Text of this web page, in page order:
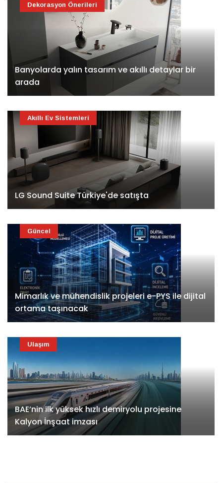
Banyolarda yalın tasarım ve akıllı detaylar bir
arada
Dekorasyon Önerileri
LG Sound Suite Türkiye'de satışta
Akıllı Ev Sistemleri
Mimarlık ve mühendislik projeleri e-PYS ile dijital
ortama taşınacak
Güncel
BAE’nin ilk yüksek hızlı demiryolu projesine
Kalyon İnşaat imzası
Ulaşım